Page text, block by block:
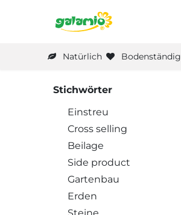
Natürlich Bodenständig
Stichwörter
Einstreu
Cross selling
Beilage
Side product
Gartenbau
Erden